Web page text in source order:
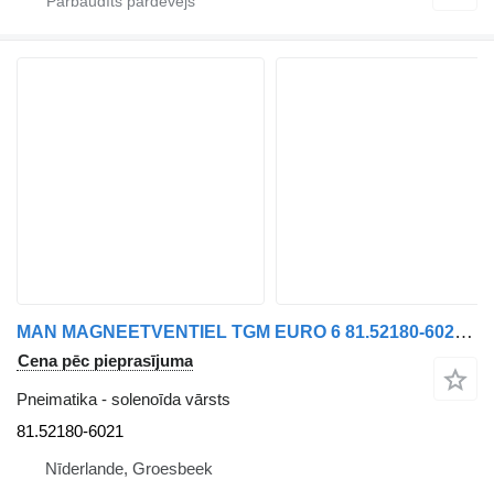
MAN MAGNEETVENTIEL TGM EURO 6 81.52180-6021 solenoīda vārsts paredzēts kravas automašīnas
Cena pēc pieprasījuma
Pneimatika - solenoīda vārsts
81.52180-6021
Nīderlande, Groesbeek